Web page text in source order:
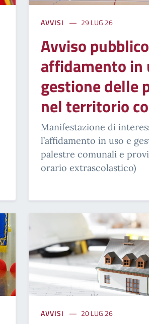
AVVISI 29 LUG 26
Avviso
affidamento in
gestione delle
nel territorio
Manifestazione di
l’affidamento in uso e
palestre comunali e
orario extrascolastico)
AVVISI 20 LUG 26